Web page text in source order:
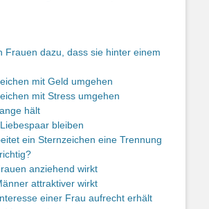
Frauen dazu, dass sie hinter einem
mit Geld umgehen
mit Stress umgehen
hält
bleiben
ein Sternzeichen eine Trennung
anziehend wirkt
attraktiver wirkt
einer Frau aufrecht erhält